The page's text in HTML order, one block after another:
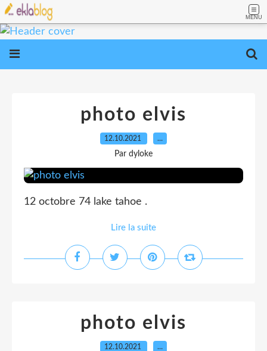
MENU
photo elvis
12.10.2021 …
Par dyloke
12 octobre 74 lake tahoe .
Lire la suite
photo elvis
12.10.2021 …